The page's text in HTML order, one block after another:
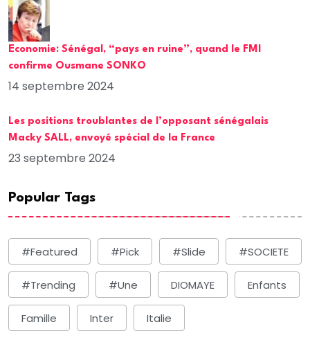
Economie: Sénégal, “pays en ruine”, quand le FMI
confirme Ousmane SONKO
14 septembre 2024
Les positions troublantes de l’opposant sénégalais
Macky SALL, envoyé spécial de la France
23 septembre 2024
Popular Tags
#Featured #Pick #Slide #SOCIETE
#Trending #une DIOMAYE Enfants
Famille Inter Italie